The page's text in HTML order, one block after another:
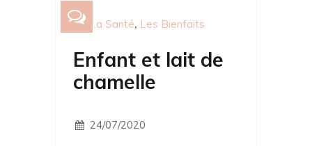
La Santé Les Bienfaits
Enfant et lait de
chamelle
24/07/2020